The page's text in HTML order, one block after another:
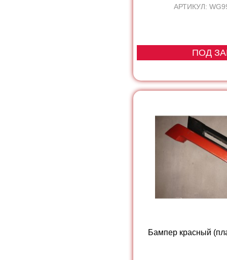
АРТИКУЛ:
ПОД
Бампер красный